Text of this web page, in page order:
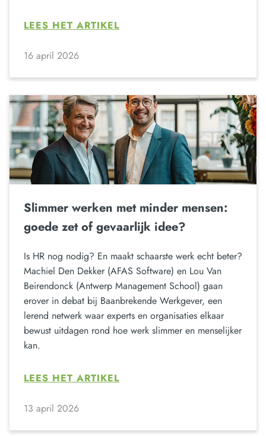
LEES HET ARTIKEL
16 april 2026
Slimmer werken met minder mensen:
goede zet of gevaarlijk idee?
Is HR nog nodig? En maakt schaarste werk echt beter?
Machiel Den Dekker (AFAS Software) en Lou Van
Beirendonck (Antwerp Management School) gaan
erover in debat bij Baanbrekende Werkgever, een
lerend netwerk waar experts en organisaties elkaar
bewust uitdagen rond hoe werk slimmer en menselijker
kan.
LEES HET ARTIKEL
13 april 2026